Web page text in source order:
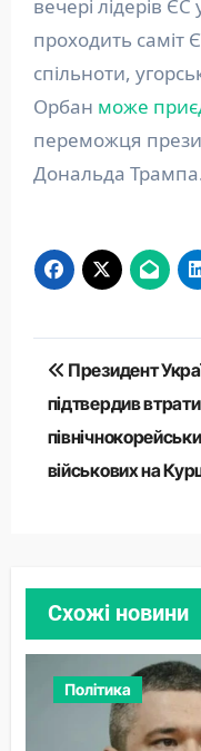
вечері лідерів
проходить саміт
спільноти,
Орбан може
переможця
Дональда
Навігація
записів
Президент
підтвердив втрати
військових на
Схожі новини
Політика